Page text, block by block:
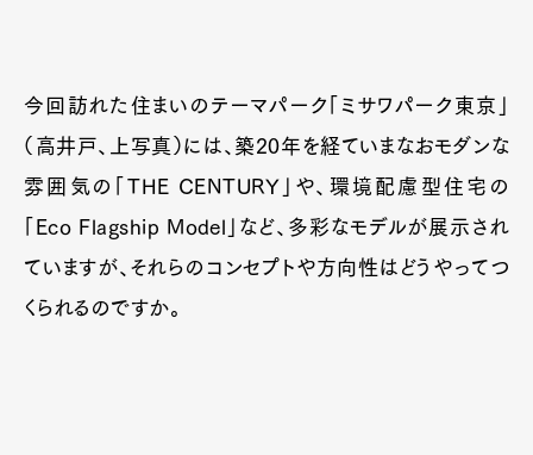
今回訪れた住まいのテーマパーク「ミサワパーク東京」
（高井戸、上写真）には、築20年を経ていまなおモダンな
雰囲気の「THE CENTURY」や、環境配慮型住宅の
「Eco Flagship Model」など、多彩なモデルが展示され
ていますが、それらのコンセプトや方向性はどうやってつ
くられるのですか。